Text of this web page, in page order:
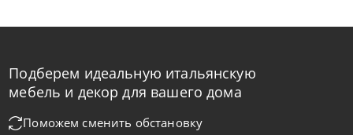
от
Bontempi
Подберем идеальную итальянскую
мебель и декор для вашего дома
Поможем сменить обстановку